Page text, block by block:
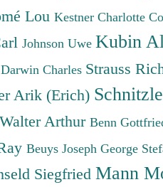
Lou Kestner Charlotte
Johnson Uwe Kubin
Darwin Charles Strauss
Arik (Erich)
Arthur Benn
Beuys Joseph George
Siegfried Mann